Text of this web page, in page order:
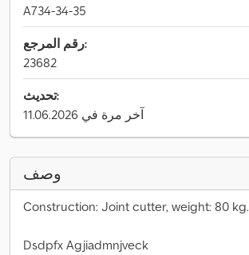
A734-34-35
رقم المرجع:
23682
تحديث:
آخر مرة في 11.06.2026
وصف
Construction: Joint cutter, weight: 80 kg.
Dsdpfx Agjiadmnjveck